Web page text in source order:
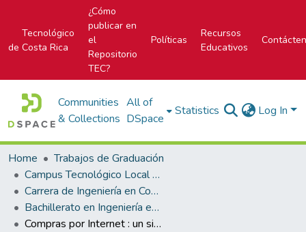
Tecnológico
de Costa Rica
¿Cómo
publicar en
el
Repositorio
TEC?
Políticas
Recursos
Educativos
Communities
& Collections
All of
DSpace
Statistics Log In
Home
Trabajos de Graduación
Campus Tecnológico Local San Carlos
Carrera de Ingeniería en Computación
Bachillerato en Ingeniería en Computación
Compras por Internet : un sistema para automatizar procesos de compra online